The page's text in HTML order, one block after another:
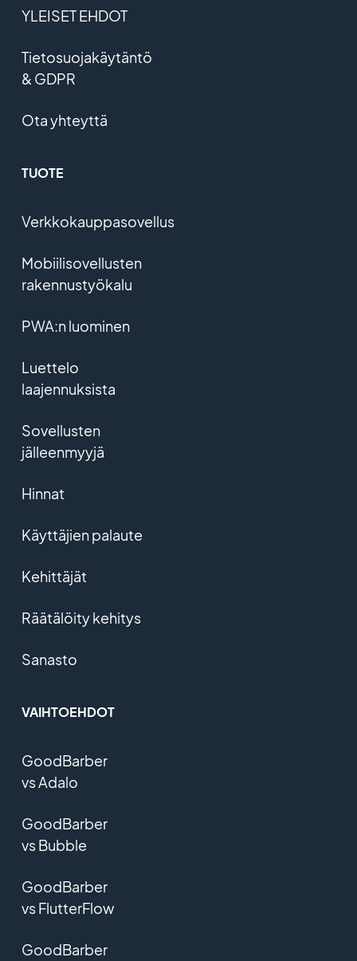
YLEISET EHDOT
Tietosuojakäytäntö
& GDPR
Ota yhteyttä
TUOTE
Verkkokauppasovellus
Mobiilisovellusten
rakennustyökalu
PWA:n luominen
Luettelo
laajennuksista
Sovellusten
jälleenmyyjä
Hinnat
Käyttäjien palaute
Kehittäjät
Räätälöity kehitys
Sanasto
VAIHTOEHDOT
GoodBarber
vs Adalo
GoodBarber
vs Bubble
GoodBarber
vs FlutterFlow
GoodBarber